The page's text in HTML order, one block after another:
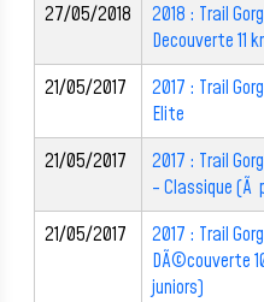
27/05/2018
2018 : Trail
Decouverte 11
21/05/2017
2017 : Trail
Elite
21/05/2017
2017 : Trail
- Classique (Ã
21/05/2017
2017 : Trail
DÃ©couverte
juniors)